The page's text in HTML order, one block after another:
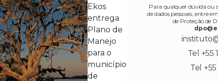
Ekos
entrega
Plano de
Manejo
para o
município
de
Para qualquer dúvida ou
de dados pessoais, entre
de Proteção de
Tel +55
Tel +55